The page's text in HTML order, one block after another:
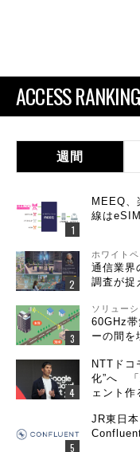
ACCESS RANKING
週間
MEEQ
線は
ホワイト
通信業
調査が捉
ソリュー
60GHz
ーの間を
NTTドコ
化”へ 「
ェント作
JR東日